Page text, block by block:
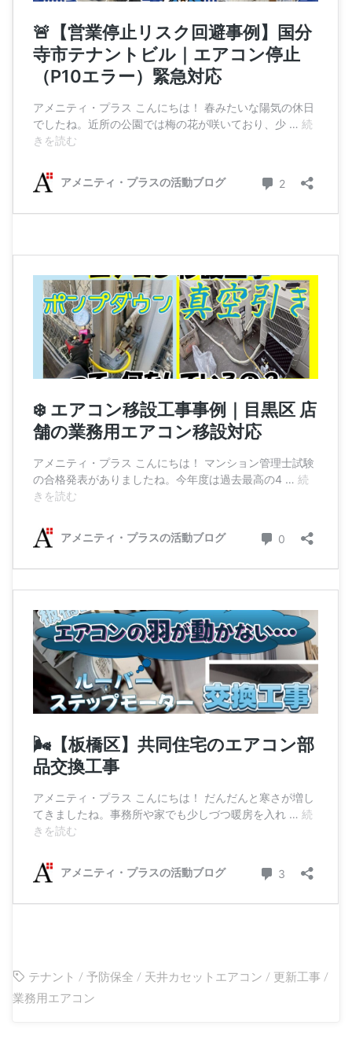
テナント / 予防保全 / 天井カセットエアコン / 更新工事/
業務用エアコン